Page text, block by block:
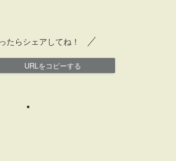
たらシェアしてね！
URLをコピーする